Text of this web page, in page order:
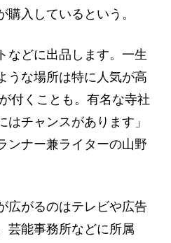
入しているという。
などに出品します。一生
うな場所は特に人気が高
付くことも。有名な寺社
チャンスがあります」
ンナー兼ライターの山野
広がるのはテレビや広告
芸能事務所などに所属